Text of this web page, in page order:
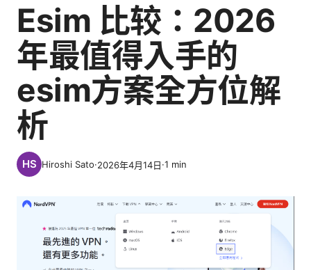
Esim 比较：2026
年最值得入手的
esim方案全方位解
析
Hiroshi Sato·2026年4月14日·1 min